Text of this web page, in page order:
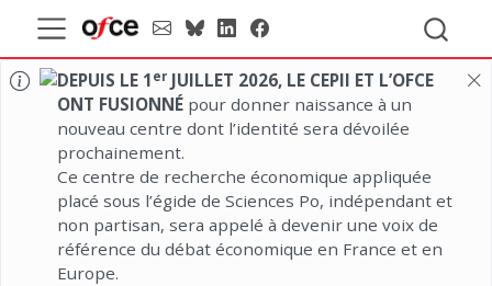
DEPUIS LE 1 erJUILLET 2026, LE CEPII ET L’OFCE
ONT FUSIONNÉpour donner naissance à un
nouveau centre dont l’identité sera dévoilée
prochainement.
Ce centre de recherche économique appliquée
placé sous l’égide de Sciences Po, indépendant et
non partisan, sera appelé à devenir une voix de
référence du débat économique en France et en
Europe.